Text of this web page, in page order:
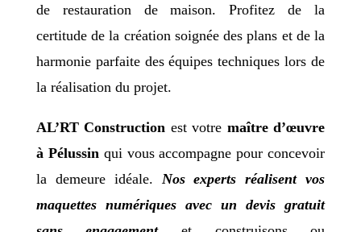
de restauration de maison. Profitez de la
certitude de la création soignée des plans et de la
harmonie parfaite des équipes techniques lors de
la réalisation du projet.
AL’RT Construction est votre maître d’œuvre
à Pélussin qui vous accompagne pour concevoir
la demeure idéale. Nos experts réalisent vos
maquettes numériques avec un devis gratuit